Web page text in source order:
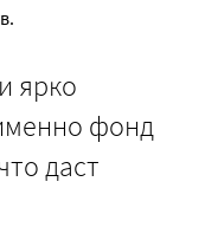
ярко
фонд
даст